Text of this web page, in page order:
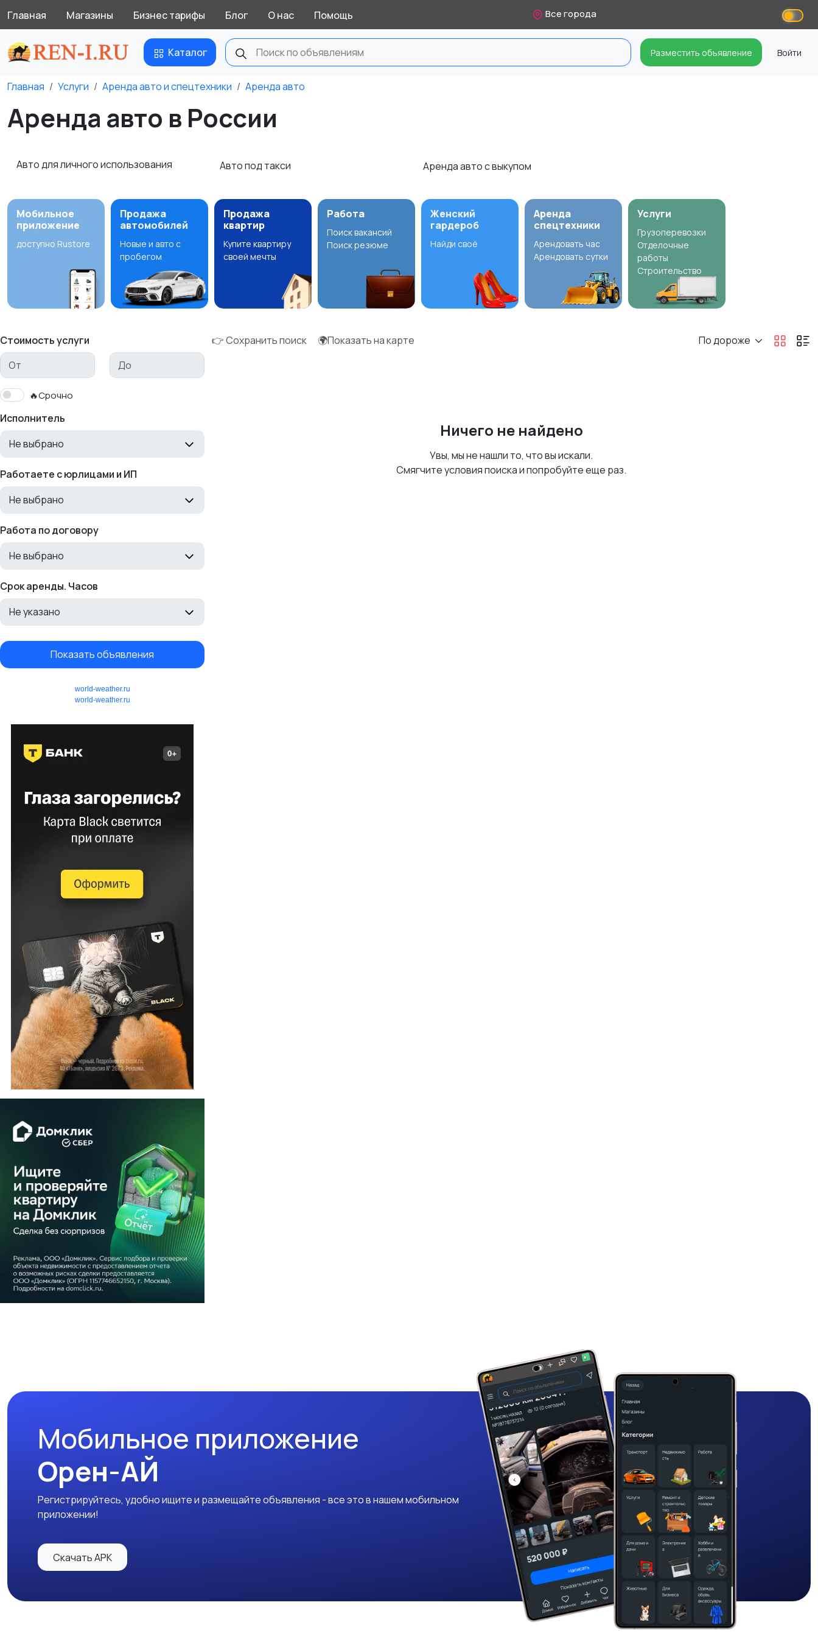
Главная Магазины Бизнес тарифы Блог О нас Помощь Все города
Каталог Разместить объявление Войти
Главная Услуги Аренда авто и спецтехники Аренда авто
Аренда авто в России
Авто для личного использования Авто под такси Аренда авто с выкупом
Мобильное
приложение
доступно Rustore
Продажа
автомобилей
Новые и авто с
пробегом
Продажа
квартир
Купите квартиру
своей мечты
Работа
Поиск вакансий
Поиск резюме
Женский
гардероб
Найди своё
Аренда
спецтехники
Арендовать час
Арендовать сутки
Услуги
Грузоперевозки
Отделочные
работы
Строительство
Стоимость услуги
🔥Срочно
Исполнитель
Не выбрано
Работаете с юрлицами и ИП
Не выбрано
Работа по договору
Не выбрано
Срок аренды. Часов
Не указано
Показать объявления
world-weather.ru
world-weather.ru
👉 Сохранить поиск 🌍Показать на карте По дороже
Ничего не найдено
Увы, мы не нашли то, что вы искали.
Смягчите условия поиска и попробуйте еще раз.
Мобильное приложение
Орен-АЙ
Регистрируйтесь, удобно ищите и размещайте объявления - все это в нашем мобильном
приложении!
Скачать APK